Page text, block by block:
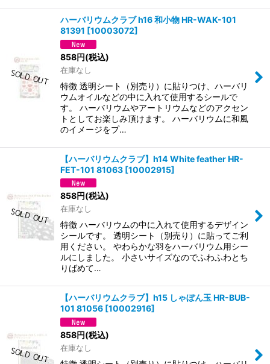
ハーバリウムクラブ h16 和小物 HR-WAK-101
81391 [10003072]
858円(税込)
在庫なし
特徴 透明シート（別売り）に貼りつけ、ハーバリ
ウムオイルなどの中に入れて使用するシールで
す。 ハーバリウムやアートリウムなどのアクセン
トとしてお楽しみ頂けます。 ハーバリウムに和風
のイメージをプ…
【ハーバリウムクラブ】h14 White feather HR-
FET-101 81063 [10002915]
858円(税込)
在庫なし
特徴 ハーバリウムの中に入れて使用するデザイン
シールです。 透明シート（別売り）に貼ってご利
用ください。 やわらかな羽をハーバリウム用シー
ルにしました。 小さいサイズなのでふわふわとち
りばめて…
【ハーバリウムクラブ】h15 しゃぼん玉 HR-BUB-
101 81056 [10002916]
858円(税込)
在庫なし